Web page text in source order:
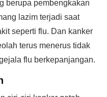
berupa pembengkakan
lazim terjadi saat
seperti flu. Dan kanker
terus menerus tidak
flu berkepanjangan.